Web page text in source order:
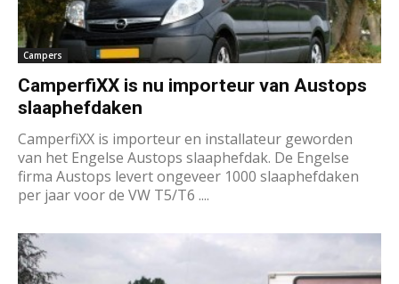
Campers
CamperfiXX is nu importeur van Austops
slaaphefdaken
CamperfiXX is importeur en installateur geworden
van het Engelse Austops slaaphefdak. De Engelse
firma Austops levert ongeveer 1000 slaaphefdaken
per jaar voor de VW T5/T6 ....